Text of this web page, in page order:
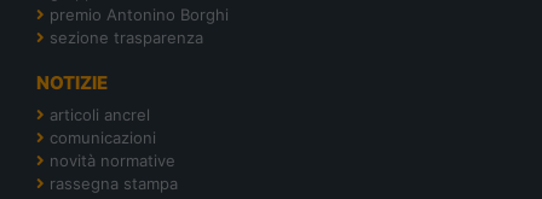
premio Antonino Borghi
sezione trasparenza
NOTIZIE
articoli ancrel
comunicazioni
novità normative
rassegna stampa